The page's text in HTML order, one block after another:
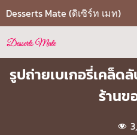
Desserts Mate (ดิเซิร์ท เมท)
รูปถ่ายเบเกอรี่เคล็ด
ร้าน